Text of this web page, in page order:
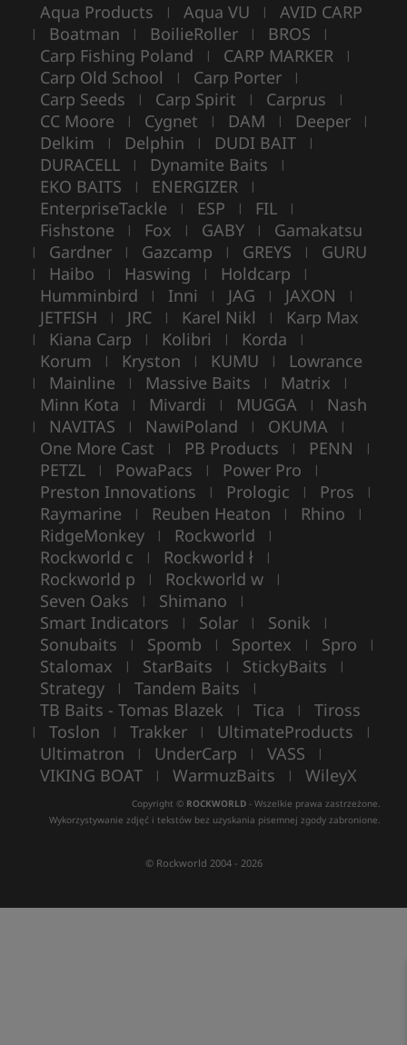
Aqua Products | Aqua VU | AVID CARP
| Boatman | BoilieRoller | BROS |
Carp Fishing Poland | CARP MARKER |
Carp Old School | Carp Porter |
Carp Seeds | Carp Spirit | Carprus |
CC Moore | Cygnet | DAM | Deeper |
Delkim | Delphin | DUDI BAIT |
DURACELL | Dynamite Baits |
EKO BAITS | ENERGIZER |
EnterpriseTackle | ESP | FIL |
Fishstone | Fox | GABY | Gamakatsu
| Gardner | Gazcamp | GREYS | GURU
| Haibo | Haswing | Holdcarp |
Humminbird | Inni | JAG | JAXON |
JETFISH | JRC | Karel Nikl | Karp Max
| Kiana Carp | Kolibri | Korda |
Korum | Kryston | KUMU | Lowrance
| Mainline | Massive Baits | Matrix |
Minn Kota | Mivardi | MUGGA | Nash
| NAVITAS | NawiPoland | OKUMA |
One More Cast | PB Products | PENN |
PETZL | PowaPacs | Power Pro |
Preston Innovations | Prologic | Pros |
Raymarine | Reuben Heaton | Rhino |
RidgeMonkey | Rockworld |
Rockworld c | Rockworld ł |
Rockworld p | Rockworld w |
Seven Oaks | Shimano |
Smart Indicators | Solar | Sonik |
Sonubaits | Spomb | Sportex | Spro |
Stalomax | StarBaits | StickyBaits |
Strategy | Tandem Baits |
TB Baits - Tomas Blazek | Tica | Tiross
| Toslon | Trakker | UltimateProducts |
Ultimatron | UnderCarp | VASS |
VIKING BOAT | WarmuzBaits | WileyX
Copyright © ROCKWORLD - Wszelkie prawa zastrzeżone.
Wykorzystywanie zdjęć i tekstów bez uzyskania pisemnej zgody zabronione.
© Rockworld 2004 - 2026